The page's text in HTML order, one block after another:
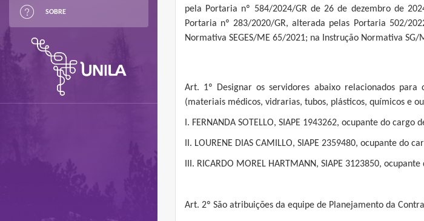
SOBRE
pela Portaria nº 584/2024/GR de 26 de dezembro de
Portaria nº 283/2020/GR, alterada pelas Portaria 502/
Normativa SEGES/ME 65/2021; na Instrução Normativa
Art. 1º Designar os servidores abaixo relacionados
(materiais médicos, vidrarias, tubos, plásticos, químicos e
I. FERNANDA SOTELLO, SIAPE 1943262, ocupante do cargo
II. LOURENE DIAS CAMILLO, SIAPE 2359480, ocupante do
III. RICARDO MOREL HARTMANN, SIAPE 3123850,
Art. 2º São atribuições da equipe de Planejamento da